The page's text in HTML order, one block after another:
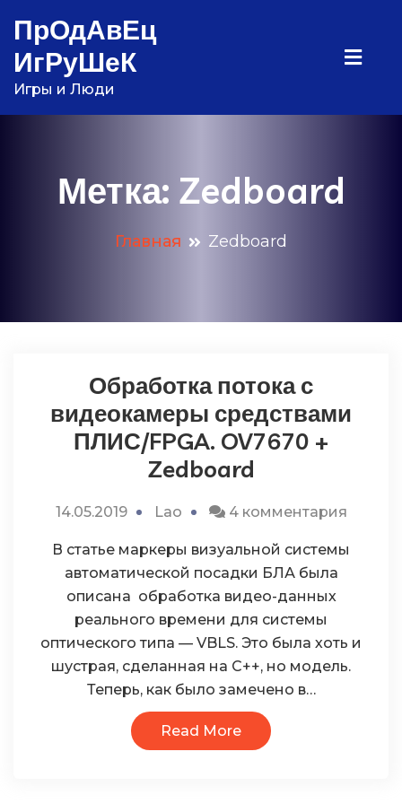
содержимому
ПрОдАвЕц
ИгРуШеК
Игры и Люди
Метка: Zedboard
Главная Zedboard
Обработка потока с
видеокамеры средствами
ПЛИС/FPGA. OV7670 +
Zedboard
14.05.2019 Lao 4 комментарияк
ПЛИС/
В статье маркеры визуальной системы
автоматической посадки БЛА была
описана обработка видео-данных
реального времени для системы
оптического типа — VBLS. Это была хоть и
шустрая, сделанная на C++, но модель.
Теперь, как было замечено в…
Read More